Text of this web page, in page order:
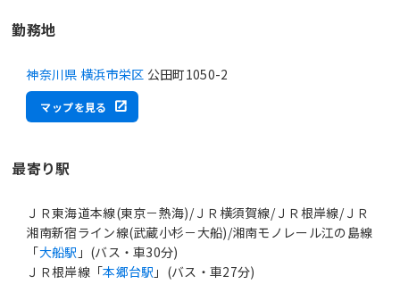
勤務地
神奈川県 横浜市栄区 公田町1050-2
マップを見る
最寄り駅
ＪＲ東海道本線(東京－熱海)/ＪＲ横須賀線/ＪＲ根岸線/ＪＲ
湘南新宿ライン線(武蔵小杉－大船)/湘南モノレール江の島線
「大船駅 」(バス・車30分)
ＪＲ根岸線「本郷台駅 」(バス・車27分)